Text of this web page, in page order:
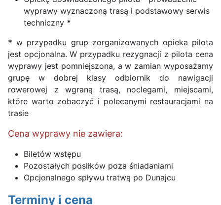
wyprawy wyznaczoną trasą i podstawowy serwis
techniczny *
* w przypadku grup zorganizowanych opieka pilota
jest opcjonalna. W przypadku rezygnacji z pilota cena
wyprawy jest pomniejszona, a w zamian wyposażamy
grupę w dobrej klasy odbiornik do nawigacji
rowerowej z wgraną trasą, noclegami, miejscami,
które warto zobaczyć i polecanymi restauracjami na
trasie
Cena wyprawy nie zawiera:
Biletów wstępu
Pozostałych posiłków poza śniadaniami
Opcjonalnego spływu tratwą po Dunajcu
Terminy i cena